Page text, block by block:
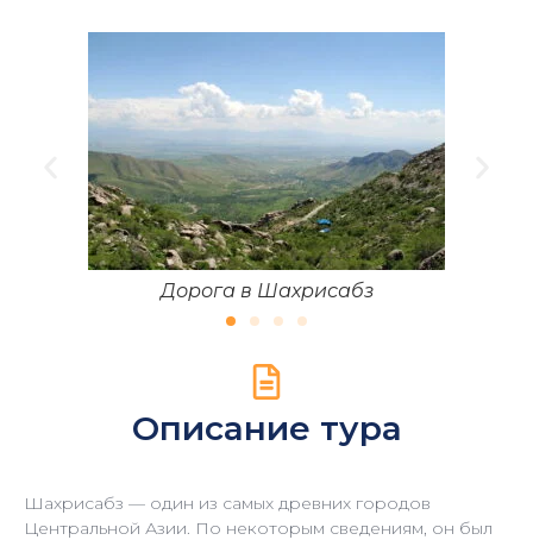
Дворец Ак-Сарай
Описание тура
Шахрисабз — один из самых древних городов
Центральной Азии. По некоторым сведениям, он был